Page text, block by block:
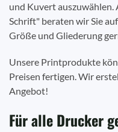
und Kuvert auszuwählen.
Schrift" beraten wir Sie
Größe und Gliederung
Unsere Printprodukte
Preisen fertigen. Wir
Angebot!
Für alle Drucker